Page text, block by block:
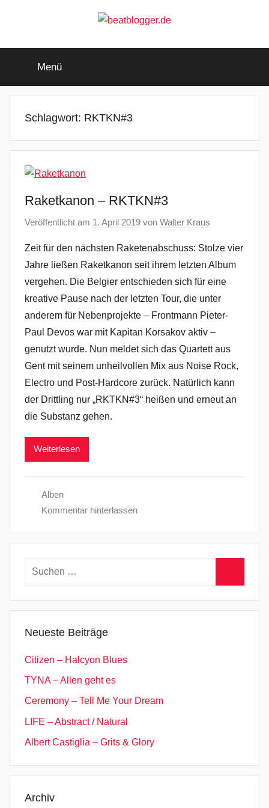
beatblogger.de
beat
goes
Menü
Schlagwort: RKTKN#3
Raketkanon – RKTKN#3
Veröffentlicht am 1. April 2019 von Walter Kraus
Zeit für den nächsten Raketenabschuss: Stolze vier
Jahre ließen Raketkanon seit ihrem letzten Album
vergehen. Die Belgier entschieden sich für eine
kreative Pause nach der letzten Tour, die unter
anderem für Nebenprojekte – Frontmann Pieter-
Paul Devos war mit Kapitan Korsakov aktiv –
genutzt wurde. Nun meldet sich das Quartett aus
Gent mit seinem unheilvollen Mix aus Noise Rock,
Electro und Post-Hardcore zurück. Natürlich kann
der Drittling nur „RKTKN#3“ heißen und erneut an
die Substanz gehen.
Weiterlesen
Alben
Kommentar hinterlassen
Suchen
Neueste Beiträge
Citizen – Halcyon Blues
TYNA – Allen geht es
Ceremony – Tell Me Your Dream
LIFE – Abstract / Natural
Albert Castiglia – Grits & Glory
Archiv